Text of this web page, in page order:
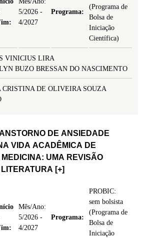
5/2026 -
4/2027
Programa:
(Programa de
Bolsa de
Iniciação
Científica)
VINICIUS LIRA
BUZO BRESSAN DO NASCIMENTO
CRISTINA DE OLIVEIRA SOUZA
DE ANSIEDADE
VIDA ACADÊMICA DE
UMA REVISÃO
[+]
Mês/Ano:
5/2026 -
4/2027
Programa:
PROBIC:
sem bolsista
(Programa de
Bolsa de
Iniciação